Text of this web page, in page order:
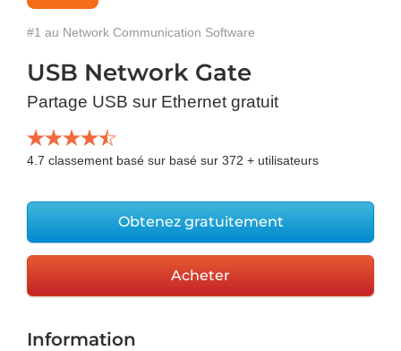
#1 au Network Communication Software
USB Network Gate
Partage USB sur Ethernet gratuit
4.7 classement basé sur basé sur 372 + utilisateurs
Obtenez gratuitement
Acheter
Information